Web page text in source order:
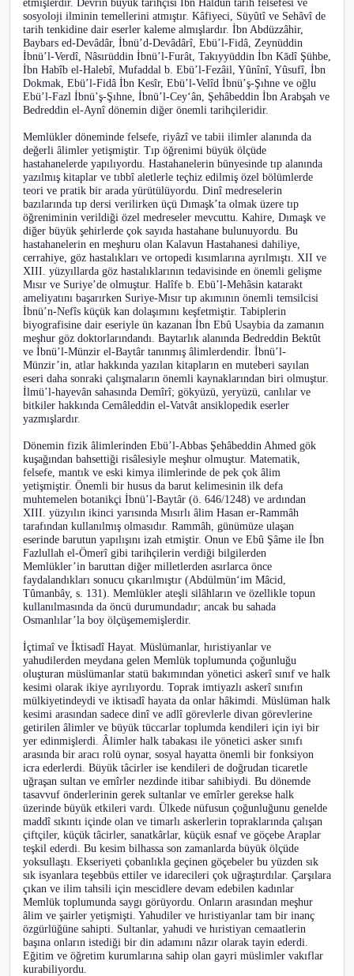
etmişlerdir. Devrin büyük tarihçisi İbn Haldûn tarih felsefesi ve
sosyoloji ilminin temellerini atmıştır. Kâfiyeci, Süyûtî ve Sehâvî de
tarih tenkidine dair eserler kaleme almışlardır. İbn Abdüzzâhir,
Baybars ed-Devâdâr, İbnü’d-Devâdârî, Ebü’l-Fidâ, Zeynüddin
İbnü’l-Verdî, Nâsırüddin İbnü’l-Furât, Takıyyüddin İbn Kādî Şühbe,
İbn Habîb el-Halebî, Mufaddal b. Ebü’l-Fezâil, Yûnînî, Yûsufî, İbn
Dokmak, Ebü’l-Fidâ İbn Kesîr, Ebü’l-Velîd İbnü’ş-Şıhne ve oğlu
Ebü’l-Fazl İbnü’ş-Şıhne, İbnü’l-Cey‘ân, Şehâbeddin İbn Arabşah ve
Bedreddin el-Aynî dönemin diğer önemli tarihçileridir.
Memlükler döneminde felsefe, riyâzî ve tabii ilimler alanında da
değerli âlimler yetişmiştir. Tıp öğrenimi büyük ölçüde
hastahanelerde yapılıyordu. Hastahanelerin bünyesinde tıp alanında
yazılmış kitaplar ve tıbbî aletlerle teçhiz edilmiş özel bölümlerde
teori ve pratik bir arada yürütülüyordu. Dinî medreselerin
bazılarında tıp dersi verilirken üçü Dımaşk’ta olmak üzere tıp
öğreniminin verildiği özel medreseler mevcuttu. Kahire, Dımaşk ve
diğer büyük şehirlerde çok sayıda hastahane bulunuyordu. Bu
hastahanelerin en meşhuru olan Kalavun Hastahanesi dahiliye,
cerrahiye, göz hastalıkları ve ortopedi kısımlarına ayrılmıştı. XII ve
XIII. yüzyıllarda göz hastalıklarının tedavisinde en önemli gelişme
Mısır ve Suriye’de olmuştur. Halîfe b. Ebü’l-Mehâsin katarakt
ameliyatını başarırken Suriye-Mısır tıp akımının önemli temsilcisi
İbnü’n-Nefîs küçük kan dolaşımını keşfetmiştir. Tabiplerin
biyografisine dair eseriyle ün kazanan İbn Ebû Usaybia da zamanın
meşhur göz doktorlarındandı. Baytarlık alanında Bedreddin Bektût
ve İbnü’l-Münzir el-Baytâr tanınmış âlimlerdendir. İbnü’l-
Münzir’in, atlar hakkında yazılan kitapların en muteberi sayılan
eseri daha sonraki çalışmaların önemli kaynaklarından biri olmuştur.
İlmü’l-hayevân sahasında Demîrî; gökyüzü, yeryüzü, canlılar ve
bitkiler hakkında Cemâleddin el-Vatvât ansiklopedik eserler
yazmışlardır.
Dönemin fizik âlimlerinden Ebü’l-Abbas Şehâbeddin Ahmed gök
kuşağından bahsettiği risâlesiyle meşhur olmuştur. Matematik,
felsefe, mantık ve eski kimya ilimlerinde de pek çok âlim
yetişmiştir. Önemli bir husus da barut kelimesinin ilk defa
muhtemelen botanikçi İbnü’l-Baytâr (ö. 646/1248) ve ardından
XIII. yüzyılın ikinci yarısında Mısırlı âlim Hasan er-Rammâh
tarafından kullanılmış olmasıdır. Rammâh, günümüze ulaşan
eserinde barutun yapılışını izah etmiştir. Onun ve Ebû Şâme ile İbn
Fazlullah el-Ömerî gibi tarihçilerin verdiği bilgilerden
Memlükler’in baruttan diğer milletlerden asırlarca önce
faydalandıkları sonucu çıkarılmıştır (Abdülmün‘im Mâcid,
Tûmanbây, s. 131). Memlükler ateşli silâhların ve özellikle topun
kullanılmasında da öncü durumundadır; ancak bu sahada
Osmanlılar’la boy ölçüşememişlerdir.
İçtimaî ve İktisadî Hayat. Müslümanlar, hıristiyanlar ve
yahudilerden meydana gelen Memlük toplumunda çoğunluğu
oluşturan müslümanlar statü bakımından yönetici askerî sınıf ve halk
kesimi olarak ikiye ayrılıyordu. Toprak imtiyazlı askerî sınıfın
mülkiyetindeydi ve iktisadî hayata da onlar hâkimdi. Müslüman halk
kesimi arasından sadece dinî ve adlî görevlerle divan görevlerine
getirilen âlimler ve büyük tüccarlar toplumda kendileri için iyi bir
yer edinmişlerdi. Âlimler halk tabakası ile yönetici asker sınıfı
arasında bir aracı rolü oynar, sosyal hayatta önemli bir fonksiyon
icra ederlerdi. Büyük tâcirler ise kendileri de doğrudan ticaretle
uğraşan sultan ve emîrler nezdinde itibar sahibiydi. Bu dönemde
tasavvuf önderlerinin gerek sultanlar ve emîrler gerekse halk
üzerinde büyük etkileri vardı. Ülkede nüfusun çoğunluğunu genelde
maddî sıkıntı içinde olan ve timarlı askerlerin topraklarında çalışan
çiftçiler, küçük tâcirler, sanatkârlar, küçük esnaf ve göçebe Araplar
teşkil ederdi. Bu kesim bilhassa son zamanlarda büyük ölçüde
yoksullaştı. Ekseriyeti çobanlıkla geçinen göçebeler bu yüzden sık
sık isyanlara teşebbüs ettiler ve idarecileri çok uğraştırdılar. Çarşılara
çıkan ve ilim tahsili için mescidlere devam edebilen kadınlar
Memlük toplumunda saygı görüyordu. Onların arasından meşhur
âlim ve şairler yetişmişti. Yahudiler ve hıristiyanlar tam bir inanç
özgürlüğüne sahipti. Sultanlar, yahudi ve hıristiyan cemaatlerin
başına onların istediği bir din adamını nâzır olarak tayin ederdi.
Eğitim ve öğretim kurumlarına sahip olan gayri müslimler vakıflar
kurabiliyordu.